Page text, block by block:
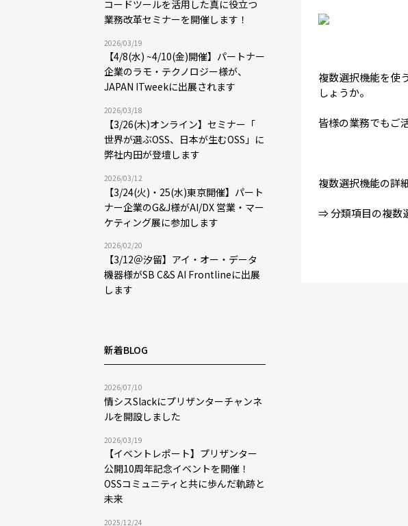
複数選択機能を使
しょうか。
皆様の業務でもご
複数選択機能の詳
⇒分類項目の複数
コードツールを活用した真に役立つ
業務改革セミナーを開催します！
2026/03/19
【4/8(水) ~4/10(金)開催】パートナー
企業のラモ・テクノロジー様が、
JAPAN ITweekに出展されます
2026/03/18
【3/26(木)オンライン】セミナー「
世界が選ぶOSS、日本が生むOSS」に
弊社内田が登壇します
2026/03/12
【3/24(火)・25(水)東京開催】パート
ナー企業のG&J様がAI/DX 営業・マー
ケティング展に参加します
2026/02/20
【3/12＠汐留】アイ・オー・データ
機器様がSB C&S AI Frontlineに出展
します
新着BLOG
2026/07/10
情シスSlackにプリザンターチャンネ
ルを開設しました
2026/03/19
【イベントレポート】プリザンター
公開10周年記念イベントを開催！
OSSコミュニティと共に歩んだ軌跡と
未来
2025/12/24